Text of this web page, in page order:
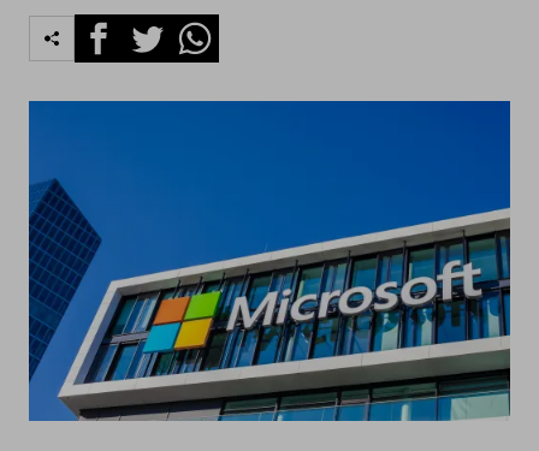
FacebookTwitterWhatsapp